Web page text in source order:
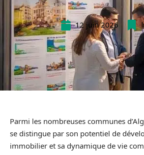
12 juin 2026
Parmi les nombreuses communes
se distingue par son potentiel de
immobilier et sa dynamique de vie